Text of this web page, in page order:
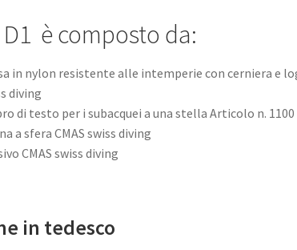
è composto da:
in nylon resistente alle intemperie con cerniera e
diving
di testo per i subacquei a una stella Articolo n. 1100
a sfera CMAS swiss diving
CMAS swiss diving
in tedesco